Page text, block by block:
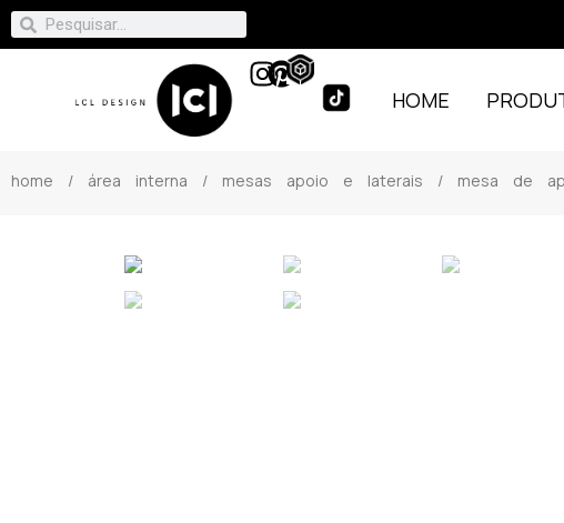
HOME
home / área interna / mesas apoio e laterais / mesa de